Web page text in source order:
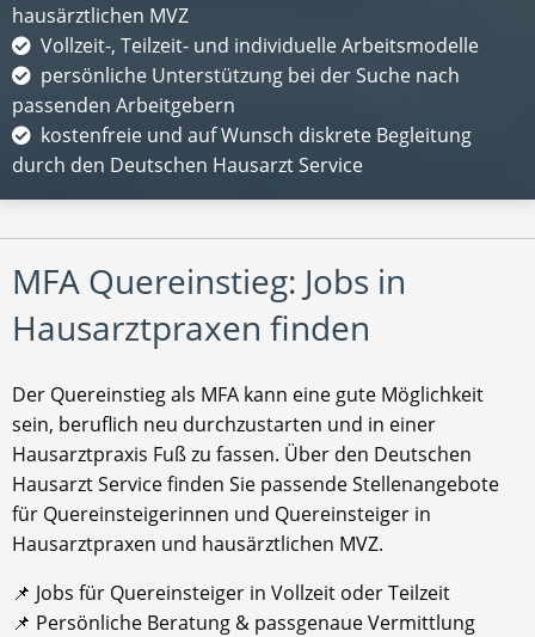
hausärztlichen MVZ
Vollzeit-, Teilzeit- und individuelle Arbeitsmodelle
persönliche Unterstützung bei der Suche nach
passenden Arbeitgebern
kostenfreie und auf Wunsch diskrete Begleitung
durch den Deutschen Hausarzt Service
MFA Quereinstieg: Jobs in
Hausarztpraxen finden
Der Quereinstieg als MFA kann eine gute Möglichkeit
sein, beruflich neu durchzustarten und in einer
Hausarztpraxis Fuß zu fassen. Über den Deutschen
Hausarzt Service finden Sie passende Stellenangebote
für Quereinsteigerinnen und Quereinsteiger in
Hausarztpraxen und hausärztlichen MVZ.
📌 Jobs für Quereinsteiger in Vollzeit oder Teilzeit
📌 Persönliche Beratung & passgenaue Vermittlung